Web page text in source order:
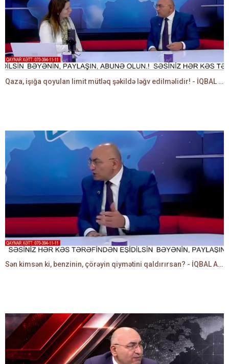
Qaza, işığa qoyulan limit mütləq şəkildə ləğv edilməlidir! - İQBAL AĞAZADƏ
Sən kimsən ki, benzinin, çörəyin qiymətini qaldırırsan? - İQBAL AĞAZADƏ